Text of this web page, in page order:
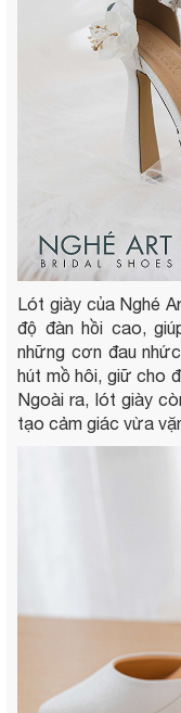
Lót giày của Nghé
độ đàn hồi cao,
những cơn đau
hút mồ hôi, giữ cho
Ngoài ra, lót giày
tạo cảm giác vừa